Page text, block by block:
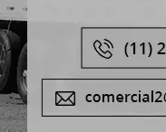
obra, este setor
É para
necessário
resíduos da
Mig Lix